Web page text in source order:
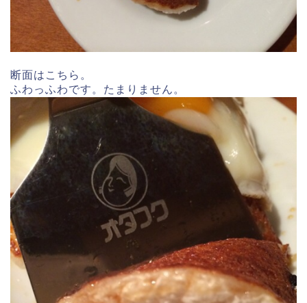
断面はこちら。
ふわっふわです。たまりません。